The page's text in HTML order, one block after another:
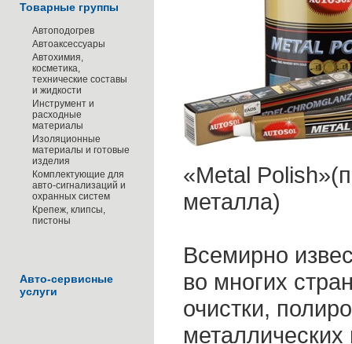
Товарные группы
Автоподогрев
Автоаксессуары
Автохимия,
косметика,
технические составы
и жидкости
Инструмент и
расходные
материалы
Изоляционные
материалы и готовые
изделия
Комплектующие для
авто-сигнализаций и
охранных систем
Крепеж, клипсы,
пистоны
Авто-сервисные
услуги
«Metal
металла)
Всемирно
во многих
очистки,
металлических